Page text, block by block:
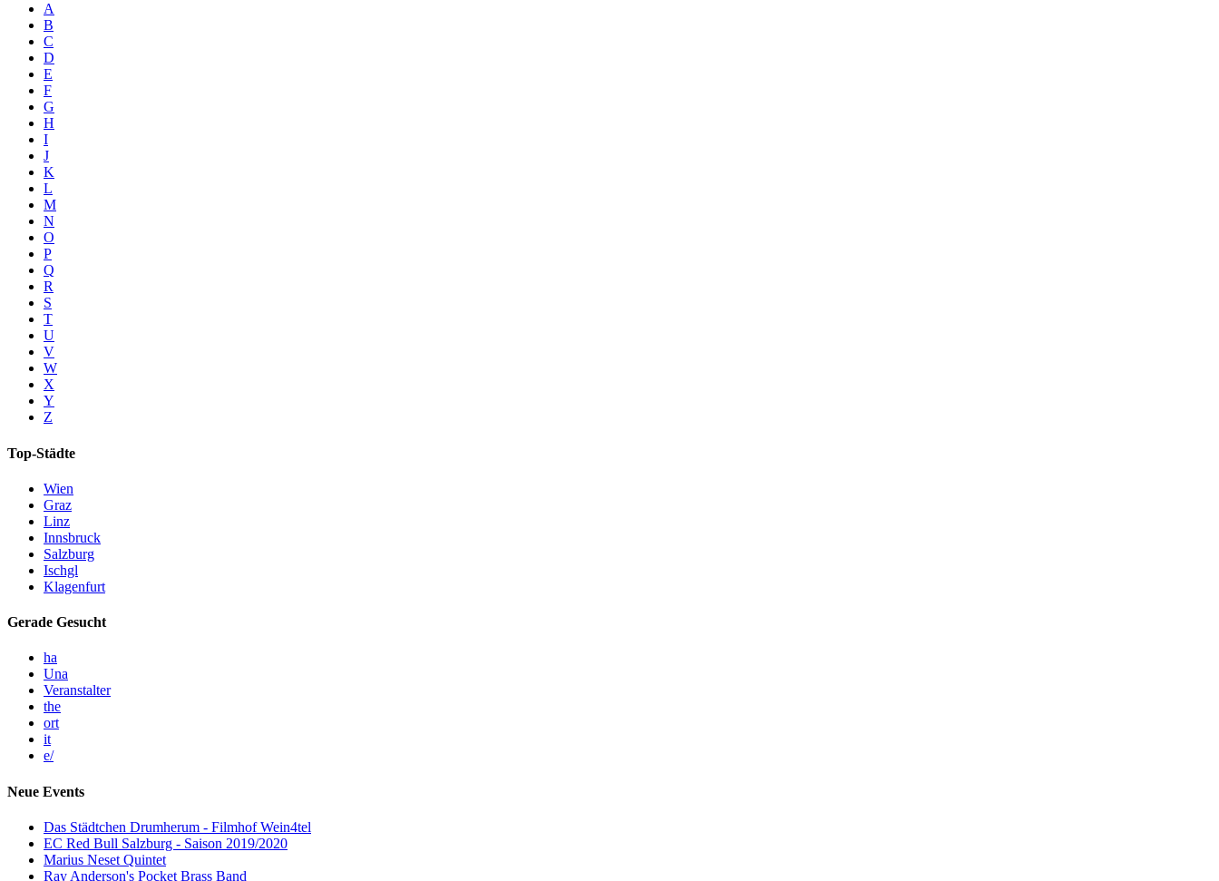
A
B
C
D
E
F
G
H
I
J
K
L
M
N
O
P
Q
R
S
T
U
V
W
X
Y
Z
Top-Städte
Wien
Graz
Linz
Innsbruck
Salzburg
Ischgl
Klagenfurt
Gerade Gesucht
ha
Una
Veranstalter
the
ort
it
e/
Neue Events
Das Städtchen Drumherum - Filmhof Wein4tel
EC Red Bull Salzburg - Saison 2019/2020
Marius Neset Quintet
Ray Anderson's Pocket Brass Band